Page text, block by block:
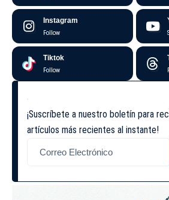
Instagram
Follow
Tiktok
Follow
¡Suscríbete a nuestro boletín para
artículos más recientes al instante!